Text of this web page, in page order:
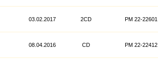
03.02.2017 2CD PM 22-22601
08.04.2016 CD PM 22-22412